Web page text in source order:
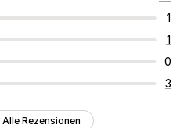
1
1
0
3
Alle Rezensionen